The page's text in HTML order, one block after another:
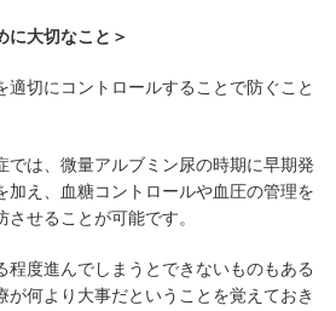
に大切なこと＞
適切にコントロールすることで防ぐこと
では、微量アルブミン尿の時期に早期発
加え、血糖コントロールや血圧の管理を
せることが可能です。
程度進んでしまうとできないものもある
が何より大事だということを覚えておき